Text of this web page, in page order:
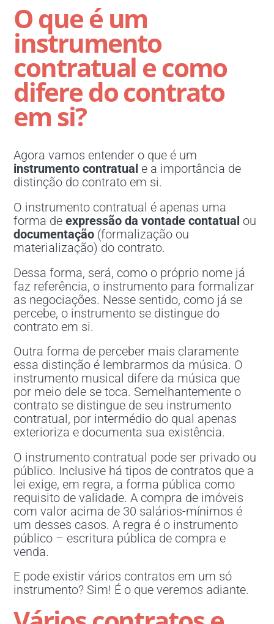
O que é um
instrumento
contratual e como
difere do contrato
em si?
Agora vamos entender o que é um
instrumento contratual e a importância de
distinção do contrato em si.
O instrumento contratual é apenas uma
forma deexpressão da vontade contatual ou
documentação (formalização ou
materialização) do contrato.
Dessa forma, será, como o próprio nome já
faz referência, o instrumento para formalizar
as negociações. Nesse sentido, como já se
percebe, o instrumento se distingue do
contrato em si.
Outra forma de perceber mais claramente
essa distinção é lembrarmos da música. O
instrumento musical difere da música que
por meio dele se toca. Semelhantemente o
contrato se distingue de seu instrumento
contratual, por intermédio do qual apenas
exterioriza e documenta sua existência.
O instrumento contratual pode ser privado ou
público. Inclusive há tipos de contratos que a
lei exige, em regra, a forma pública como
requisito de validade. A compra de imóveis
com valor acima de 30 salários-mínimos é
um desses casos. A regra é o instrumento
público – escritura pública de compra e
venda.
E pode existir vários contratos em um só
instrumento? Sim! É o que veremos adiante.